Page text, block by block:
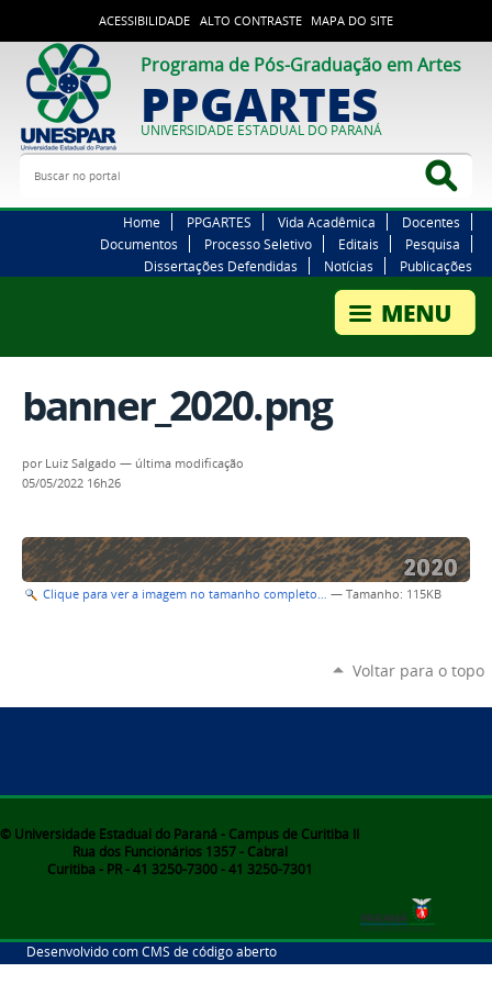
ACESSIBILIDADE ALTO CONTRASTE MAPA DO SITE
Programa de Pós-Graduação em Artes
PPGARTES
UNIVERSIDADE ESTADUAL DO PARANÁ
Buscar no portal
Home PPGARTES Vida Acadêmica
Docentes
Documentos
Processo Seletivo Editais
Pesquisa
Dissertações Defendidas
Notícias Publicações
banner_2020.png
por Luiz Salgado — última modificação
05/05/2022 16h26
Clique para ver a imagem no tamanho completo… — Tamanho: 115KB
Voltar para o topo
© Universidade Estadual do Paraná - Campus de Curitiba II
Rua dos Funcionários 1357 - Cabral
Curitiba - PR - 41 3250-7300 - 41 3250-7301
Desenvolvido com CMS de código aberto